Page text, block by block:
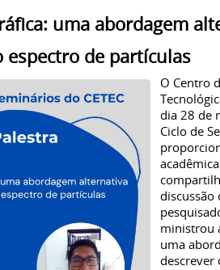
uma abordagem
espectro de partículas
O Centro
dia 28 de
Ciclo de
discussão
ministrou
uma
descrever